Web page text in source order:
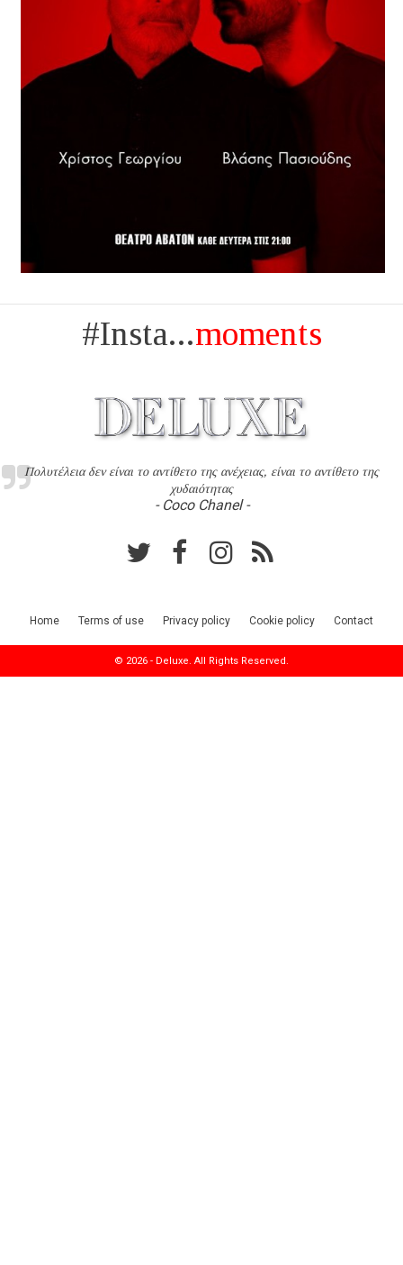
#Insta...moments
Πολυτέλεια δεν είναι το αντίθετο της ανέχειας, είναι το αντίθετο της
χυδαιότητας
- Coco Chanel -
Home Terms of use Privacy policy Cookie policy Contact
© 2026 - Deluxe. All Rights Reserved.